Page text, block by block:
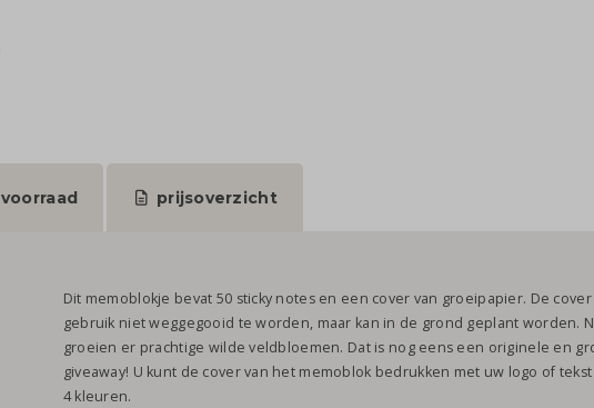
voorraad prijsoverzicht
Dit memoblokje bevat 50 sticky notes en een cover van groeipapier. De
gebruik niet weggegooid te worden, maar kan in de grond geplant worden.
groeien er prachtige wilde veldbloemen. Dat is nog eens een originele en
giveaway! U kunt de cover van het memoblok bedrukken met uw logo of
4 kleuren.